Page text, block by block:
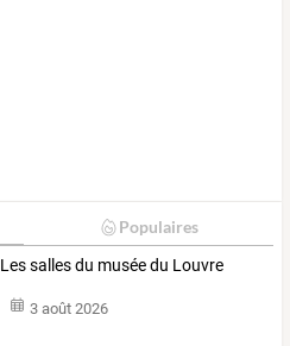
Populaires
Les salles du musée du Louvre
3 août 2026